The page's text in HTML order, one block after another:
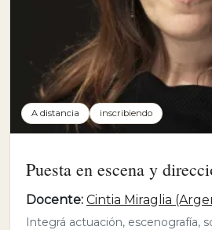
A distancia inscribiendo
Puesta en escena y
Docente: Cintia Miraglia
Integrá actuación, escenografía,